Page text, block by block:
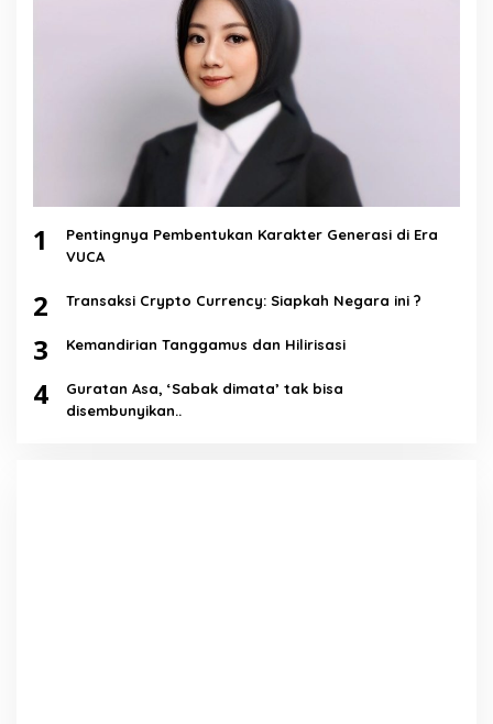
1
Pentingnya Pembentukan Karakter Generasi di Era
VUCA
2 Transaksi Crypto Currency: Siapkah Negara ini ?
3 Kemandirian Tanggamus dan Hilirisasi
4
Guratan Asa, ‘Sabak dimata’ tak bisa
disembunyikan..